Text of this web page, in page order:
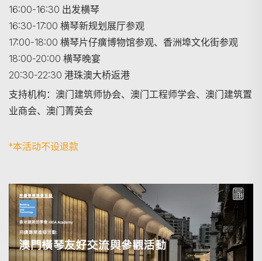
16:00-16:30 出发横琴
16:30-17:00 横琴新规划展厅参观
17:00-18:00 横琴片仔癀博物馆参观、香洲埠文化街参观
18:00-20:00 横琴晚宴
20:30-22:30 港珠澳大桥返港
支持机构： 澳门建筑师协会、澳门工程师学会、澳门建筑置
业商会、澳门菁英会
*本活动不设退款